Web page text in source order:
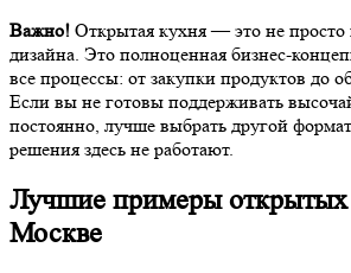
Важно! Открытая кухня — это не
дизайна. Это полноценная бизнес-
все процессы: от закупки продуктов до
Если вы не готовы поддерживать
постоянно, лучше выбрать другой
решения здесь не работают.
Лучшие примеры открытых
Москве